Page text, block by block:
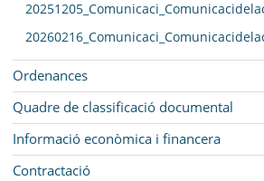
Ordenances
Quadre de classificació documental
Informació econòmica i financera
Contractació